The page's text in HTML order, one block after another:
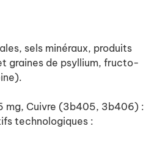
sels minéraux, produits
graines de psyllium, fructo-
mg, Cuivre (3b405, 3b406) :
technologiques :